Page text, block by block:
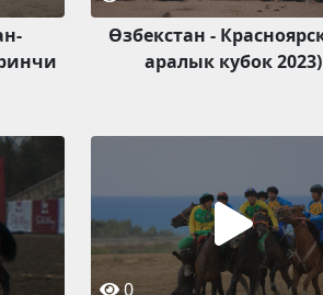
Өзбекстан -
аралык кубок 2023)
0